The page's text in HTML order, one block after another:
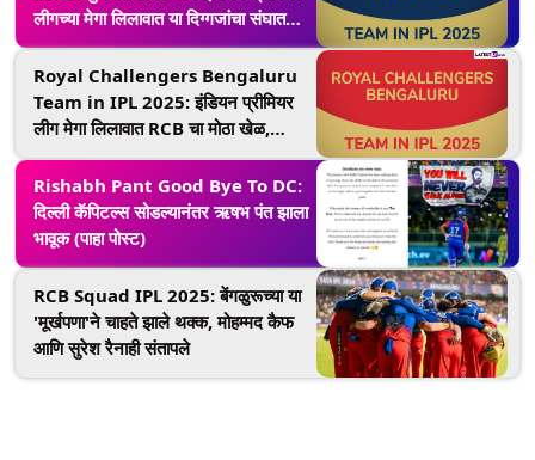
लीगच्या मेगा लिलावात या दिग्गजांचा संघात
केला समावेश, पहा GT ची संपूर्ण टीम आणि
नवीन सुपरस्टार्सची यादी!
Royal Challengers Bengaluru
Team in IPL 2025: इंडियन प्रीमियर
लीग मेगा लिलावात RCB चा मोठा खेळ,
बेंगळुरूचा संपूर्ण संघ आणि नवीन स्टार्सची
यादी पहा
Rishabh Pant Good Bye To DC:
दिल्ली कॅपिटल्स सोडल्यानंतर ऋषभ पंत झाला
भावूक (पाहा पोस्ट)
RCB Squad IPL 2025: बेंगळुरूच्या या
'मूर्खपणा'ने चाहते झाले थक्क, मोहम्मद कैफ
आणि सुरेश रैनाही संतापले